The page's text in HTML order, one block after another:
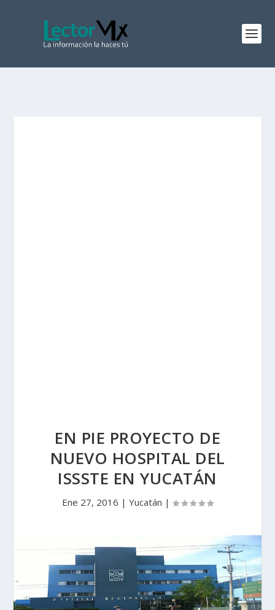
EN PIE PROYECTO DE
NUEVO HOSPITAL DEL
ISSSTE EN YUCATÁN
Ene 27, 2016 | Yucatán |